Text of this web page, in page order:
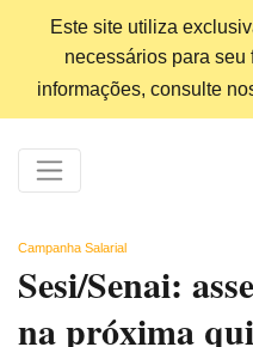
Este site utiliza
necessários para seu
informações, consulte
Campanha Salarial
Sesi/Senai:
na próxima